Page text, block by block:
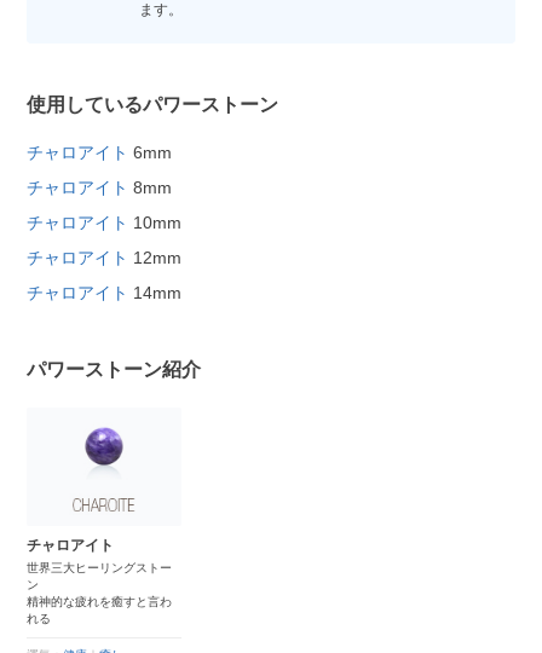
ます。
使用しているパワーストーン
チャロアイト 6mm
チャロアイト 8mm
チャロアイト 10mm
チャロアイト 12mm
チャロアイト 14mm
パワーストーン紹介
チャロアイト
世界三大ヒーリングストー
ン
精神的な疲れを癒すと言わ
れる